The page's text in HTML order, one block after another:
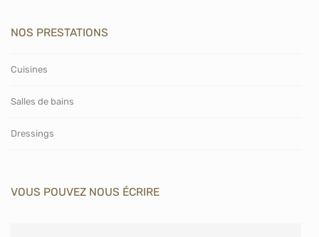
NOS PRESTATIONS
Cuisines
Salles de bains
Dressings
VOUS POUVEZ NOUS ÉCRIRE